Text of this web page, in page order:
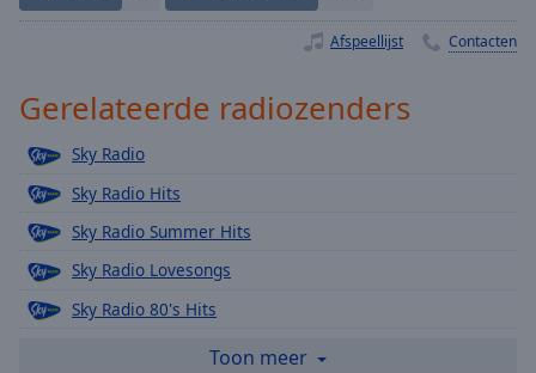
descriptions
off ,
Subtitles
subtitles
settings
opens
Afspeellijst Contacten
Gerelateerde radiozenders
Sky Radio
Sky Radio Hits
Sky Radio Summer Hits
Sky Radio Lovesongs
Sky Radio 80's Hits
Sky Radio 00's & 10'sToon meer